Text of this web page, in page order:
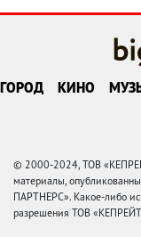
ГОРОД КИНО
© 2000-2024, ТОВ
материалы,
ПАРТНЕРС». Какое-либо
разрешения ТОВ